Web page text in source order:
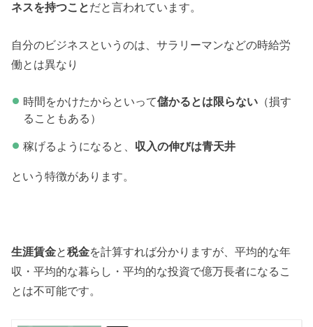
ネスを持つことだと言われています。
自分のビジネスというのは、サラリーマンなどの時給労
働とは異なり
時間をかけたからといって儲かるとは限らない（損す
ることもある）
稼げるようになると、 収入の伸びは青天井
という特徴があります。
生涯賃金と税金を計算すれば分かりますが、平均的な年
収・平均的な暮らし・平均的な投資で億万長者になるこ
とは不可能です。